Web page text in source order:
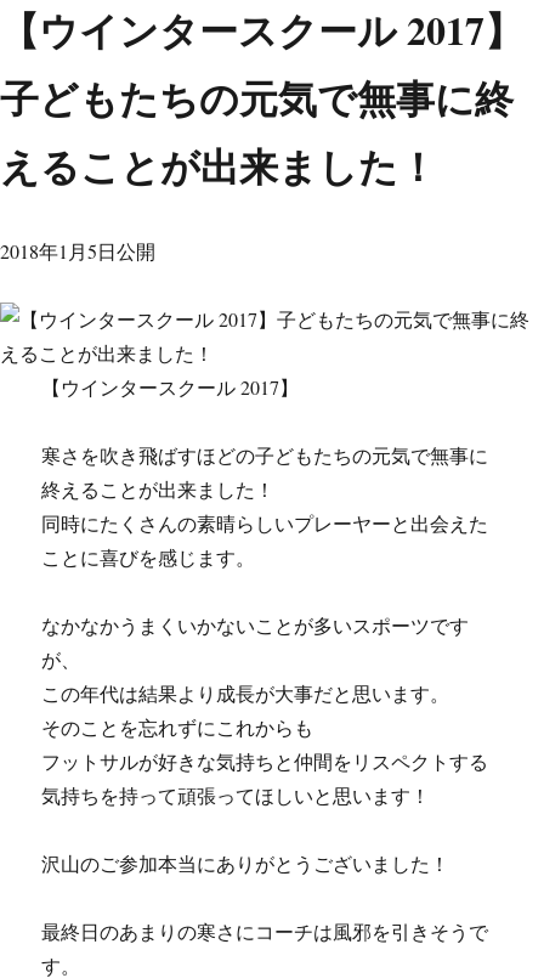
【ウインタースクール 2017】
子どもたちの元気で無事に終
えることが出来ました！
2018年1月5日公開
【ウインタースクール 2017】
寒さを吹き飛ばすほどの子どもたちの元気で無事に
終えることが出来ました！
同時にたくさんの素晴らしいプレーヤーと出会えた
ことに喜びを感じます。
なかなかうまくいかないことが多いスポーツです
が、
この年代は結果より成長が大事だと思います。
そのことを忘れずにこれからも
フットサルが好きな気持ちと仲間をリスペクトする
気持ちを持って頑張ってほしいと思います！
沢山のご参加本当にありがとうございました！
最終日のあまりの寒さにコーチは風邪を引きそうで
す。